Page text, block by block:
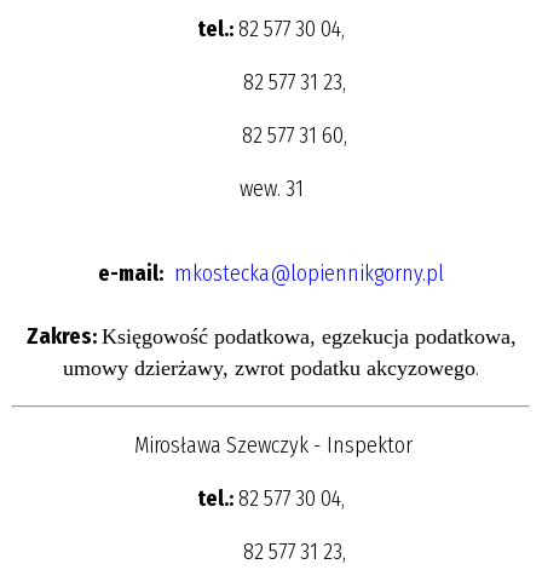
tel.: 82 577 30 04,
82 577 31 23,
82 577 31 60,
wew. 31
e-mail: mkostecka@lopiennikgorny.pl
Zakres: Księgowość podatkowa, egzekucja podatkowa,
umowy dzierżawy, zwrot podatku akcyzowego.
Mirosława Szewczyk - Inspektor
tel.: 82 577 30 04,
82 577 31 23,